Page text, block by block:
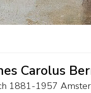
Carolus
1881-1957